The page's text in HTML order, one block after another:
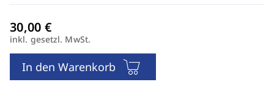
inkl. gesetzl. MwSt.
In den Warenkorb